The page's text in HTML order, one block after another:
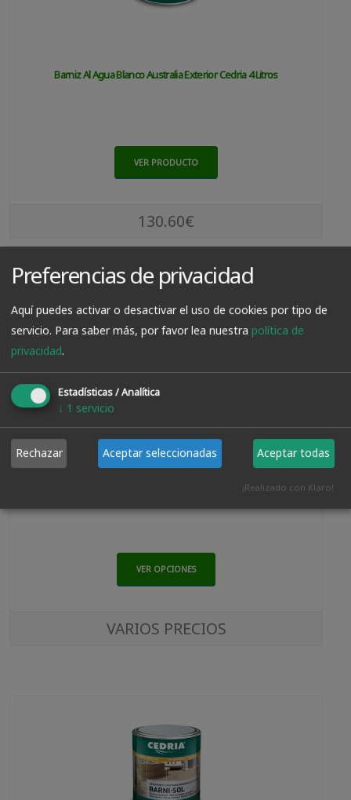
Barniz Al Agua Blanco Australia Exterior Cedria 4 Litros
VER PRODUCTO
130.60€
Barniz Protector De Exterior Antigoteo Al Agua
VER OPCIONES
VARIOS PRECIOS
Preferencias de privacidad
Aquí puedes activar o desactivar el uso de cookies por tipo de
servicio. Para saber más, por favor lea nuestra política de
privacidad.
Estadísticas / Analítica
↓ 1 servicio
Rechazar Aceptar seleccionadas Aceptar todas
¡Realizado con Klaro!